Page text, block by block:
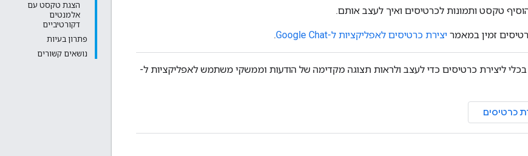
הצגת טקסט עם
אלמנטים
דקורטיביים
פתרון בעיות
נושאים קשורים
טקסט ותמונות לכרטיסים ואיך לעצב אותם.
זמין במאמר יצירת כרטיסים לאפליקציות ל-Google Chat .
ליצירת כרטיסים כדי לעצב ולראות תצוגה מקדימה של הודעות וממשקי משתמש לאפליקציות ל-
כרטיסים